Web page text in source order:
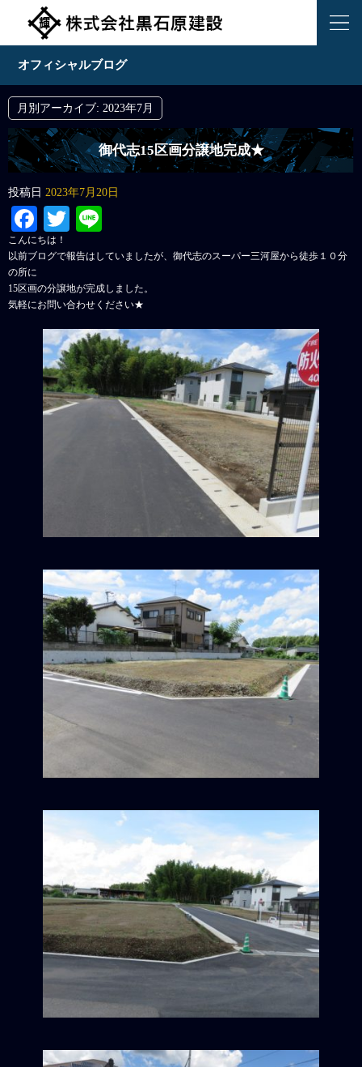
オフィシャルブログ
月別アーカイブ: 2023年7月
御代志15区画分譲地完成★
投稿日 2023年7月20日
Facebook
Twitter
こんにちは！
以前ブログで報告はしていましたが、御代志のスーパー三河屋から徒歩１０分
の所に
15区画の分譲地が完成しました。
気軽にお問い合わせください★